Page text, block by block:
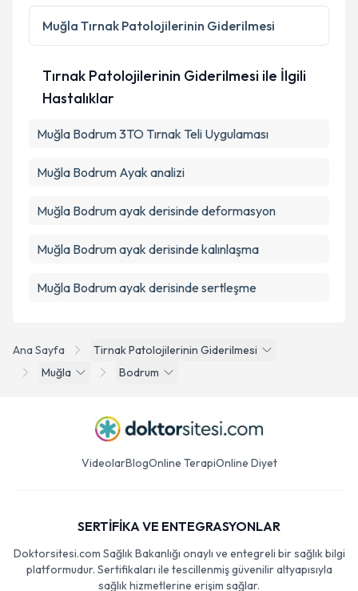
Ana Sayfa
Tirnak Patolojilerinin Giderilmesi
Muğla
Bodrum
Muğla Tırnak Patolojilerinin Giderilmesi
Tırnak Patolojilerinin Giderilmesi ile İlgili
Hastalıklar
Muğla Bodrum 3TO Tırnak Teli Uygulaması
Muğla Bodrum Ayak analizi
Muğla Bodrum ayak derisinde deformasyon
Muğla Bodrum ayak derisinde kalınlaşma
Muğla Bodrum ayak derisinde sertleşme
VideolarBlogOnline TerapiOnline Diyet
SERTİFİKA VE ENTEGRASYONLAR
Doktorsitesi.com Sağlık Bakanlığı onaylı ve entegreli bir sağlık bilgi
platformudur. Sertifikaları ile tescillenmiş güvenilir altyapısıyla
sağlık hizmetlerine erişim sağlar.